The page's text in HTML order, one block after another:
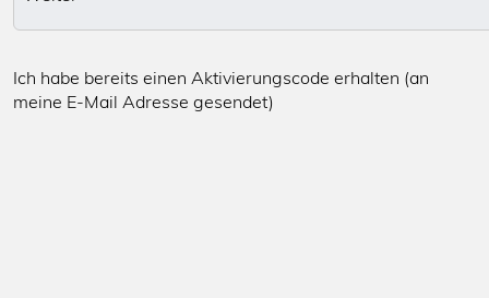
Ich habe bereits einen Aktivierungscode erhalten (an
meine E-Mail Adresse gesendet)